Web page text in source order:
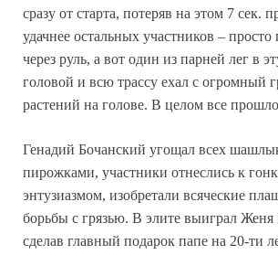
сразу от старта, потеряв на этом 7 сек.
удачнее остальных участников –
через руль, а вот один из парней лег в
головой и всю трассу ехал с огромный
растений на голове. В целом все
Генадий Бочанский угощал всех
пирожками, участники отнеслись к
энтузиазмом, изобретали всяческие
борьбы с грязью. В элите выиграл Женя
сделав главный подарок папе на 20-ти